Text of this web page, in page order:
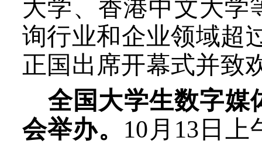
大学、香港中文大学
询行业和企业领域超
正国出席开幕式并致
全国大学生数字媒
会举办。 10月13日